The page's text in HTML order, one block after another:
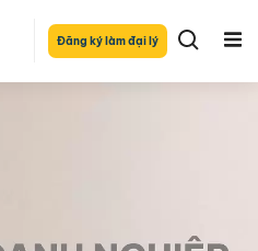
Đăng ký làm đại lý